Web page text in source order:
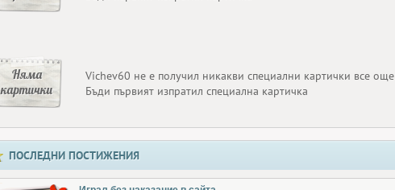
Няма
картички
Vichev60 не е получил никакви специални картички все още
Бъди първият изпратил специална картичка
ПОСЛЕДНИ ПОСТИЖЕНИЯ